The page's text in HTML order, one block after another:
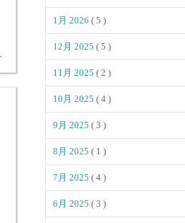
1月 2026 ( 5 )
12月 2025 ( 5 )
11月 2025 ( 2 )
10月 2025 ( 4 )
9月 2025 ( 3 )
8月 2025 ( 1 )
7月 2025 ( 4 )
6月 2025 ( 3 )